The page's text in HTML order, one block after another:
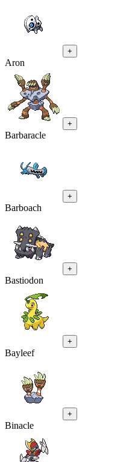
+
Aron
+
Barbaracle
+
Barboach
+
Bastiodon
+
Bayleef
+
Binacle